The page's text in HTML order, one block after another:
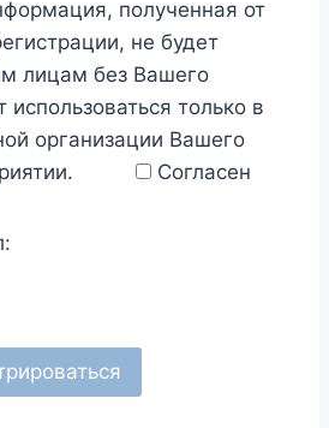
полученная от
не будет
лицам без Вашего
использоваться только в
организации Вашего
Согласен